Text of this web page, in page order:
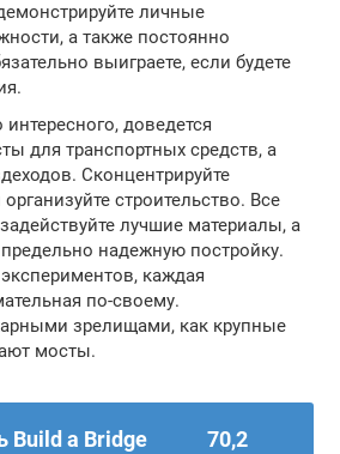
личные
а также постоянно
выиграете, если будете
доведется
для транспортных средств, а
Сконцентрируйте
строительство. Все
лучшие материалы, а
надежную постройку.
каждая
по-своему.
зрелищами, как крупные
мосты.
Build a Bridge
70,2